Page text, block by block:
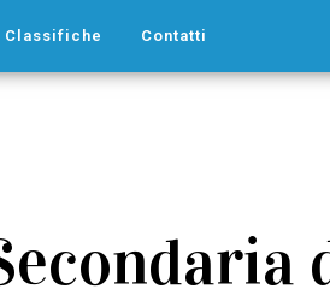
Classifiche Contatti